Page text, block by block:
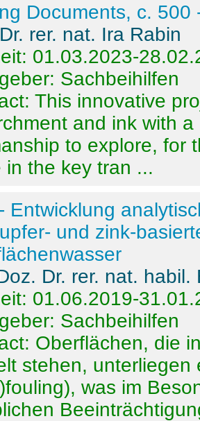
Documents, c. 500
rer. nat. Ira Rabin
01.03.2023-
Sachbeihilfen
This innovative
and ink with
to explore, for
in the key tran ...
Entwicklung
und zink-
Dr. rer. nat.
01.06.2019-
Sachbeihilfen
Oberflächen, die
stehen,
was im